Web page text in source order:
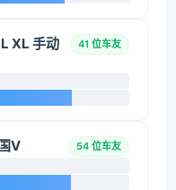
XL 手动
41 位车友
V 54 位车友